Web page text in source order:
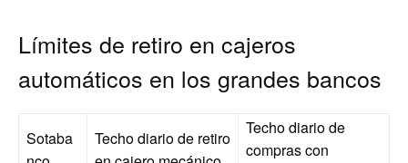
Límites de retiro en cajeros
automáticos en los grandes bancos
Sotaba
Techo diario de retiro
Techo diario de
compras con